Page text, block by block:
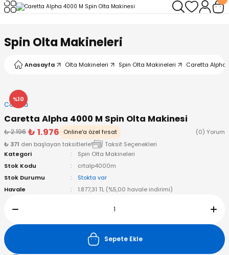
Spin Olta Makineleri
Anasayfa Olta Makineleri Spin Olta Makineleri Caretta Alpha
%10
Caretta
Caretta Alpha 4000 M Spin Olta Makinesi
₺ 2.196 ₺ 1.976 Online'a özel fırsat
(0) Yorum
₺ 371 den başlayan taksitlerle!
Taksit Seçenekleri
Kategori
Spin Olta Makineleri
Stok Kodu
crtalp4000m
Stok Durumu
Stokta var
Havale
1.877,31 TL (%5,00 havale indirimi)
Sepete Ekle
Geri Dön
Makineleri
Geri Dön
Kamışlar
Geri Dön
Misinalar
Misinalar
Geri Dön
- Klips
Halka
Geri Dön
Geri Dön
& El Feneri